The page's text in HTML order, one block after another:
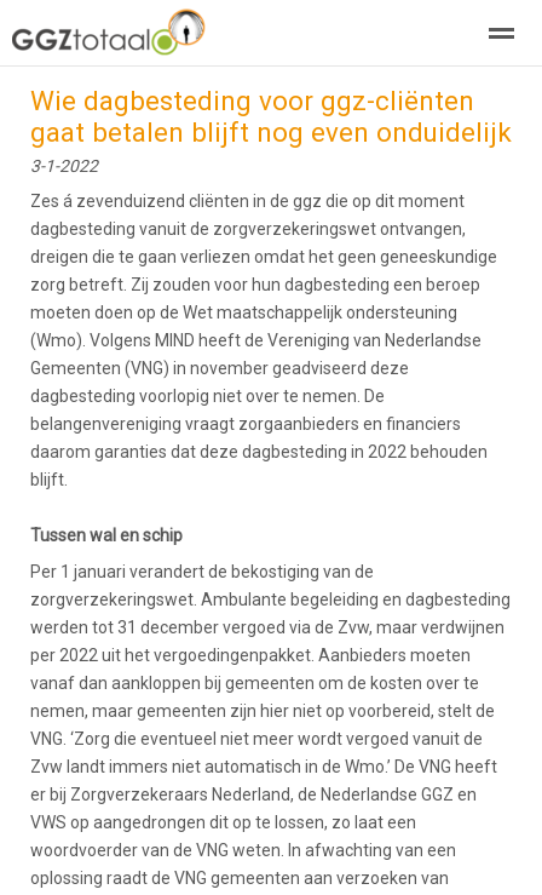
over GGZTotaal abonneren agenda adverteren
Home Nieuws
Wie dagbesteding voor ggz-cliënten
gaat betalen blijft nog even onduidelijk
3-1-2022
Zes á zevenduizend cliënten in de ggz die op dit moment
dagbesteding vanuit de zorgverzekeringswet ontvangen,
dreigen die te gaan verliezen omdat het geen geneeskundige
zorg betreft. Zij zouden voor hun dagbesteding een beroep
moeten doen op de Wet maatschappelijk ondersteuning
(Wmo). Volgens MIND heeft de Vereniging van Nederlandse
Gemeenten (VNG) in november geadviseerd deze
dagbesteding voorlopig niet over te nemen. De
belangenvereniging vraagt zorgaanbieders en financiers
daarom garanties dat deze dagbesteding in 2022 behouden
blijft.
Tussen wal en schip
Per 1 januari verandert de bekostiging van de
zorgverzekeringswet. Ambulante begeleiding en dagbesteding
werden tot 31 december vergoed via de Zvw, maar verdwijnen
per 2022 uit het vergoedingenpakket. Aanbieders moeten
vanaf dan aankloppen bij gemeenten om de kosten over te
nemen, maar gemeenten zijn hier niet op voorbereid, stelt de
VNG. ‘Zorg die eventueel niet meer wordt vergoed vanuit de
Zvw landt immers niet automatisch in de Wmo.’ De VNG heeft
er bij Zorgverzekeraars Nederland, de Nederlandse GGZ en
VWS op aangedrongen dit op te lossen, zo laat een
woordvoerder van de VNG weten. In afwachting van een
oplossing raadt de VNG gemeenten aan verzoeken van